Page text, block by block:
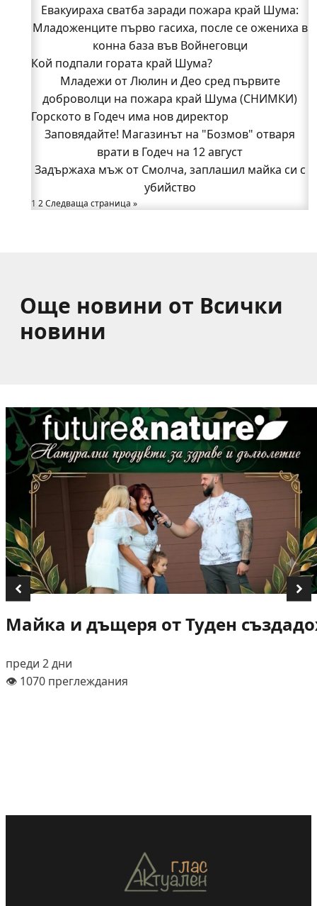
Видин
Кой подпали гората край Шума?
Младежи от Люлин и Део сред първите
доброволци на пожара край Шума (СНИМКИ)
Началникът на пожарната в Годеч благодари
поименно на всички, които бяха рамо до рамо с
огнеборците!
150 декара гори, треви и храсти изгоряха край
Годеч, десетки доброволци се хвърлиха в
битката с огъня (СНИМКИ/ВИДЕО)
Полицията влиза в селата
Възможни са прекъсвания на тока утре в части
Евакуираха сватба заради пожара край Шума:
Младоженците първо гасиха, после се ожениха в
конна база във Войнеговци
Кой подпали гората край Шума?
Младежи от Люлин и Део сред първите
доброволци на пожара край Шума (СНИМКИ)
Горското в Годеч има нов директор
Заповядайте! Магазинът на "Бозмов" отваря
врати в Годеч на 12 август
Задържаха мъж от Смолча, заплашил майка си с
убийство
1 2Следваща страница »
Още новини от Всички
новини
Майка и дъщеря от Туден
преди 2 дни
👁️ 1070 преглеждания